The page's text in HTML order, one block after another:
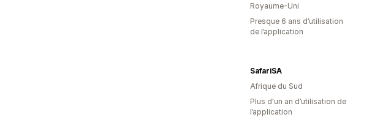
Royaume-Uni
Presque 6 ans d’utilisation
de l’application
SafariSA
Afrique du Sud
Plus d'un an d’utilisation de
l’application